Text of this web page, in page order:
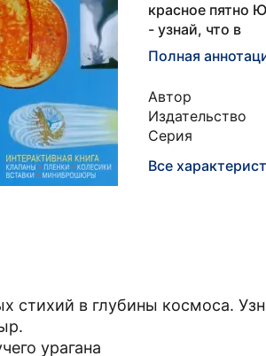
красное пятно
- узнай, что в
Полная
Автор
Издательство
Серия
Все
стихий в глубины космоса.
урагана